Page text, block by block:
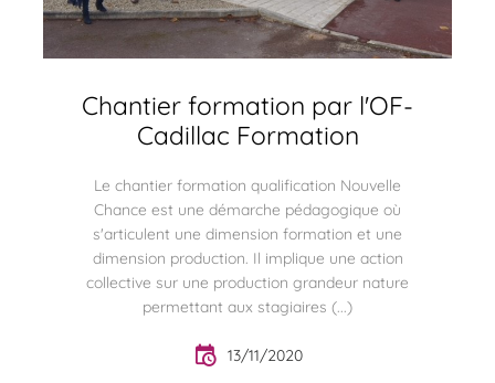
Chantier formation par l'OF-
Cadillac Formation
Le chantier formation qualification Nouvelle
Chance est une démarche pédagogique où
s'articulent une dimension formation et une
dimension production. Il implique une action
collective sur une production grandeur nature
permettant aux stagiaires (...)
13/11/2020